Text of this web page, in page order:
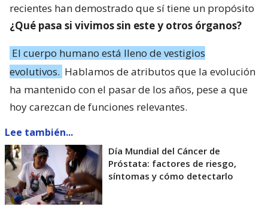
recientes han demostrado que sí tiene un propósito
¿Qué pasa si vivimos sin este y otros órganos?
El cuerpo humano está lleno de vestigios
evolutivos. Hablamos de atributos que la evolución
ha mantenido con el pasar de los años, pese a que
hoy carezcan de funciones relevantes.
Lee también...
Día Mundial del Cáncer de
Próstata: factores de riesgo,
síntomas y cómo detectarlo